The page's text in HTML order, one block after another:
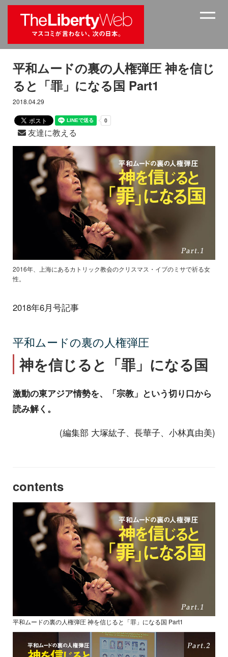
平和ムードの裏の人権弾圧 神を信じ
ると「罪」になる国 Part1
2018.04.29
友達に教える
2016年、上海にあるカトリック教会のクリスマス・イブのミサで祈る女
性。
2018年6月号記事
平和ムードの裏の人権弾圧
神を信じると「罪」になる国
激動の東アジア情勢を、「宗教」という切り口から
読み解く。
(編集部 大塚紘子、長華子、小林真由美)
contents
平和ムードの裏の人権弾圧 神を信じると「罪」になる国 Part1